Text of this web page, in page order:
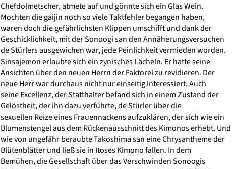
Chefdolmetscher, atmete auf und gönnte sich ein Glas Wein.
Mochten die gaijin noch so viele Taktfehler begangen haben,
waren doch die gefährlichsten Klippen umschifft und dank der
Geschicklichkeit, mit der Sonoogi san den Annäherungsversuchen
de Stürlers ausgewichen war, jede Peinlichkeit vermieden worden.
Sinsajemon erlaubte sich ein zynisches Lächeln. Er hatte seine
Ansichten über den neuen Herrn der Faktorei zu revidieren. Der
neue Herr war durchaus nicht nur einseitig interessiert. Auch
seine Excellenz, der Statthalter befand sich in einem Zustand der
Gelöstheit, der ihn dazu verführte, de Stürler über die
sexuellen Reize eines Frauennackens aufzuklären, der sich wie ein
Blumenstengel aus dem Rückenausschnitt des Kimonos erhebt. Und
wie von ungefähr beraubte Takoshima san eine Chrysantheme der
Blütenblätter und ließ sie in Itoses Kimono fallen. In dem
Bemühen, die Gesellschaft über das Verschwinden Sonoogis